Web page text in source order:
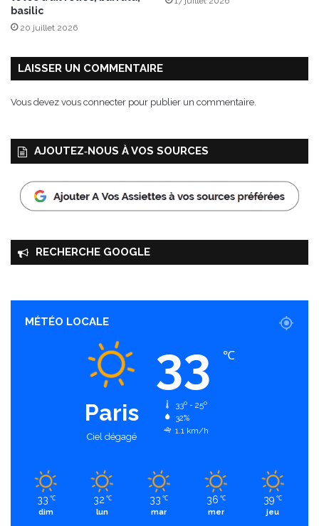
basilic
20 juillet 2026
LAISSER UN COMMENTAIRE
Vous devez vous connecter pour publier un commentaire.
AJOUTEZ‑NOUS À VOS SOURCES
RECHERCHE GOOGLE
MÉTÉO LOCALE
Paris
Ciel dégagé
33 ℃
33º - 25º
32%
1.1 km/h
33 ℃
dim
32 ℃
lun
33 ℃
mar
36 ℃
mer
39 ℃
jeu